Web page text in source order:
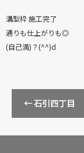
溝型枠 施工完了
通りも仕上がりも◎
(自己満)？(^^)d
←石引四丁目